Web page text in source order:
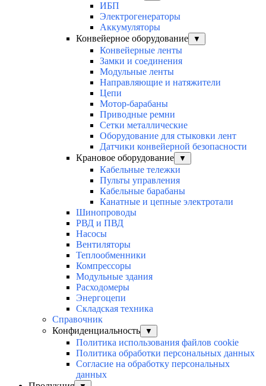
ИБП
Электрогенераторы
Аккумуляторы
Конвейерное оборудование
▼
Конвейерные ленты
Замки и соединения
Модульные ленты
Направляющие и натяжители
Цепи
Мотор-барабаны
Приводные ремни
Сетки металлические
Оборудование для стыковки лент
Датчики конвейерной безопасности
Крановое оборудование
▼
Кабельные тележки
Пульты управления
Кабельные барабаны
Канатные и цепные электротали
Шинопроводы
РВД и ПВД
Насосы
Вентиляторы
Теплообменники
Компрессоры
Модульные здания
Расходомеры
Энергоцепи
Складская техника
Справочник
Конфиденциальность
▼
Политика использования файлов cookie
Политика обработки персональных данных
Согласие на обработку персональных
данных